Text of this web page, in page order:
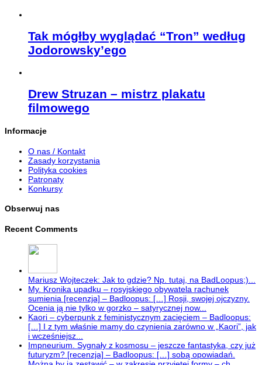
Tak mógłby wyglądać “Tron” według
Jodorowsky’ego
Drew Struzan – mistrz plakatu
filmowego
Informacje
O nas / Kontakt
Zasady korzystania
Polityka cookies
Patronaty
Konkursy
Obserwuj nas
Recent Comments
Mariusz Wojteczek: Jak to gdzie? Np. tutaj, na BadLoopus;)...
My. Kronika upadku – rosyjskiego obywatela rachunek
sumienia [recenzja] – Badloopus: […] Rosji, swojej ojczyzny.
Ocenia ją nie tylko w gorzko – satyrycznej now...
Kaori – cyberpunk z feministycznym zacięciem – Badloopus:
[…] I z tym właśnie mamy do czynienia zarówno w „Kaori”, jak
i wcześniejsz...
Impneurium. Sygnały z kosmosu – jeszcze fantastyka, czy już
futuryzm? [recenzja] – Badloopus: […] sobą opowiadań.